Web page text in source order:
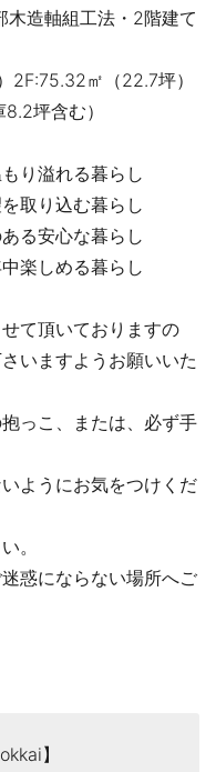
造軸組工法・2階建て
㎡（22.7坪）
8.2坪含む）
り溢れる暮らし
取り込む暮らし
る安心な暮らし
楽しめる暮らし
て頂いておりますの
いますようお願いいた
っこ、または、必ず手
ようにお気をつけくだ
。
惑にならない場所へご
】